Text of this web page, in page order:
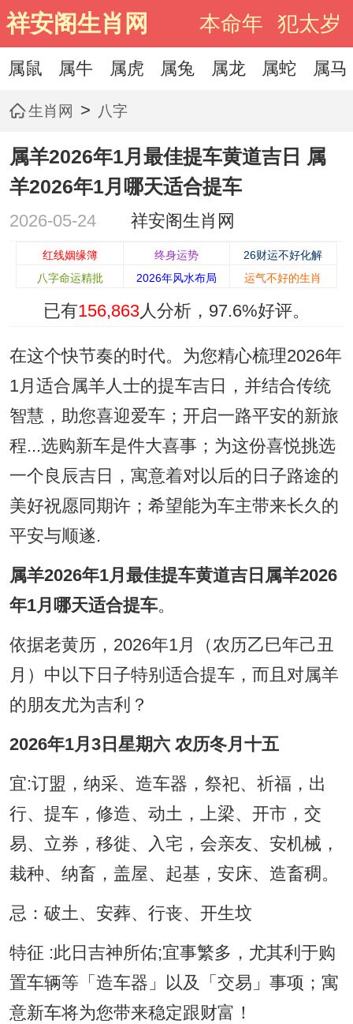
祥安阁生肖网 本命年 犯太岁
属鼠 属牛 属虎 属兔 属龙 属蛇 属马
生肖网 > 八字
属羊2026年1月最佳提车黄道吉日 属
羊2026年1月哪天适合提车
2026-05-24 祥安阁生肖网
红线姻缘簿 终身运势
26财运不好化解
八字命运精批
2026年风水布局 运气不好的生肖
已有156,863人分析， 97.6%好评。
在这个快节奏的时代。为您精心梳理2026年
1月适合属羊人士的提车吉日，并结合传统
智慧，助您喜迎爱车；开启一路平安的新旅
程...选购新车是件大喜事；为这份喜悦挑选
一个良辰吉日，寓意着对以后的日子路途的
美好祝愿同期许；希望能为车主带来长久的
平安与顺遂.
属羊2026年1月最佳提车黄道吉日属羊2026
年1月哪天适合提车。
依据老黄历，2026年1月（农历乙巳年己丑
月）中以下日子特别适合提车，而且对属羊
的朋友尤为吉利？
2026年1月3日星期六 农历冬月十五
宜:订盟，纳采、造车器，祭祀、祈福，出
行、提车，修造、动土，上梁、开市，交
易、立券，移徙、入宅，会亲友、安机械，
栽种、纳畜，盖屋、起基，安床、造畜稠。
忌：破土、安葬、行丧、开生坟
特征 :此日吉神所佑;宜事繁多，尤其利于购
置车辆等「造车器」以及「交易」事项；寓
意新车将为您带来稳定跟财富！